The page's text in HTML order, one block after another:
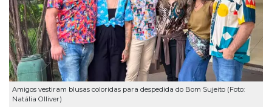
Amigos vestiram blusas coloridas para despedida do Bom Sujeito (Foto:
Natália Olliver)